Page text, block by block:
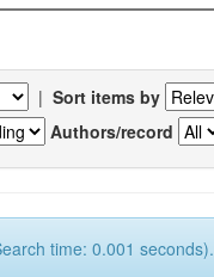
| Sort items by
Authors/record
time: 0.001 seconds).